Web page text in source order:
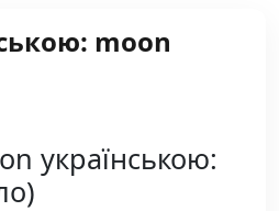
moon
українською: